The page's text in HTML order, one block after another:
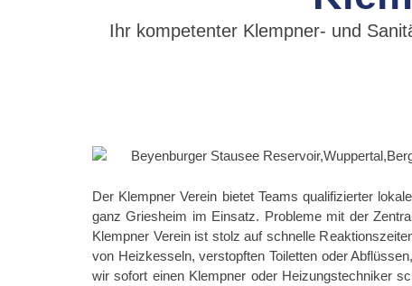
Ihr kompetenter Klempner- und
Der Klempner Verein bietet Teams qualifizierter
ganz Griesheim im Einsatz. Probleme mit der
Klempner Verein ist stolz auf schnelle
von Heizkesseln, verstopften Toiletten oder
wir sofort einen Klempner oder Heizungstechniker